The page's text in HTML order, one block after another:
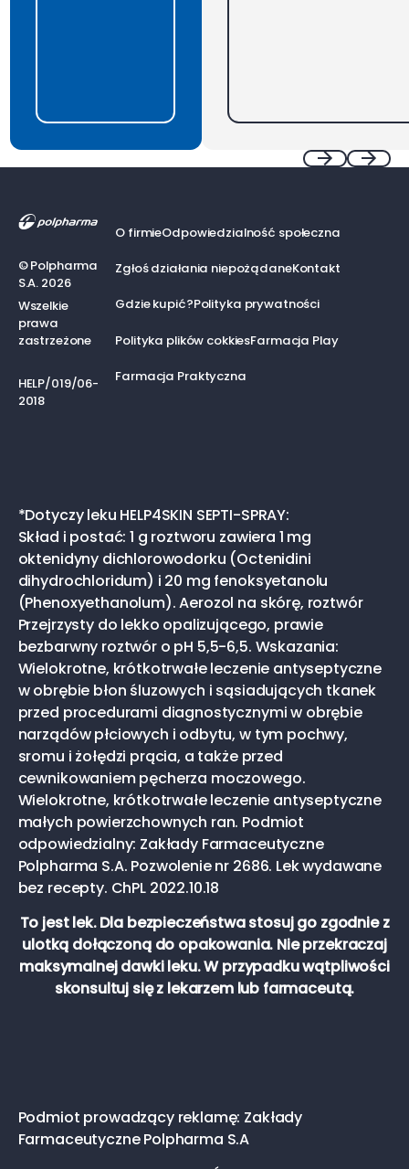
©Polpharma
S.A. 2026
Wszelkie
prawa
zastrzeżone
HELP/019/06-
2018
O firmieOdpowiedzialność społeczna
Zgłoś działania niepożądaneKontakt
Gdzie kupić?Polityka prywatności
Polityka plików cokkiesFarmacja Play
Farmacja Praktyczna
*Dotyczy leku HELP4SKIN SEPTI-SPRAY:
Skład i postać: 1 g roztworu zawiera 1 mg
oktenidyny dichlorowodorku (Octenidini
dihydrochloridum) i 20 mg fenoksyetanolu
(Phenoxyethanolum). Aerozol na skórę, roztwór
Przejrzysty do lekko opalizującego, prawie
bezbarwny roztwór o pH 5,5-6,5. Wskazania:
Wielokrotne, krótkotrwałe leczenie antyseptyczne
w obrębie błon śluzowych i sąsiadujących tkanek
przed procedurami diagnostycznymi w obrębie
narządów płciowych i odbytu, w tym pochwy,
sromu i żołędzi prącia, a także przed
cewnikowaniem pęcherza moczowego.
Wielokrotne, krótkotrwałe leczenie antyseptyczne
małych powierzchownych ran. Podmiot
odpowiedzialny: Zakłady Farmaceutyczne
Polpharma S.A. Pozwolenie nr 2686. Lek wydawane
bez recepty. ChPL 2022.10.18
To jest lek. Dla bezpieczeństwa stosuj go zgodnie z
ulotką dołączoną do opakowania. Nie przekraczaj
maksymalnej dawki leku. W przypadku wątpliwości
skonsultuj się z lekarzem lub farmaceutą.
Podmiot prowadzący reklamę: Zakłady
Farmaceutyczne Polpharma S.A